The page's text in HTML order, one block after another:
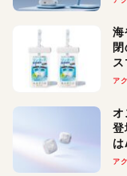
海
ア
オ
登
は
ア